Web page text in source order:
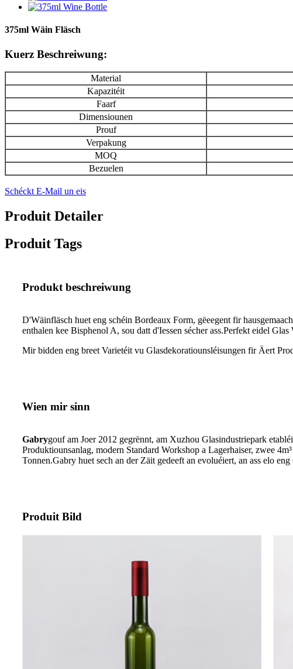
375ml Wäin Fläsch
Kuerz Beschreiwung:
Material
Kapazitéit
Faarf
Dimensiounen
Prouf
Verpakung
MOQ
Bezuelen
Schéckt E-Mail un eis
Produit Detailer
Produit Tags
Produkt beschreiwung
D'Wäinfläsch huet eng schéin Bordeaux Form, gëeegent fir
enthalen kee Bisphenol A, sou datt d'Iessen sécher ass.Perfekt eidel
Mir bidden eng breet Varietéit vu Glasdekoratiounsléisungen fir Äert
Wien mir sinn
Gabrygouf am Joer 2012 gegrënnt, am Xuzhou Glasindustriepark
Produktiounsanlag, modern Standard Workshop a Lagerhaiser, zwee
Tonnen.Gabry huet sech an der Zäit gedeeft an evoluéiert, an ass elo
Produit Bild